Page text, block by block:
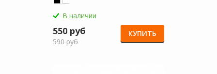
В наличии
550 руб
590 руб
КУПИТЬ